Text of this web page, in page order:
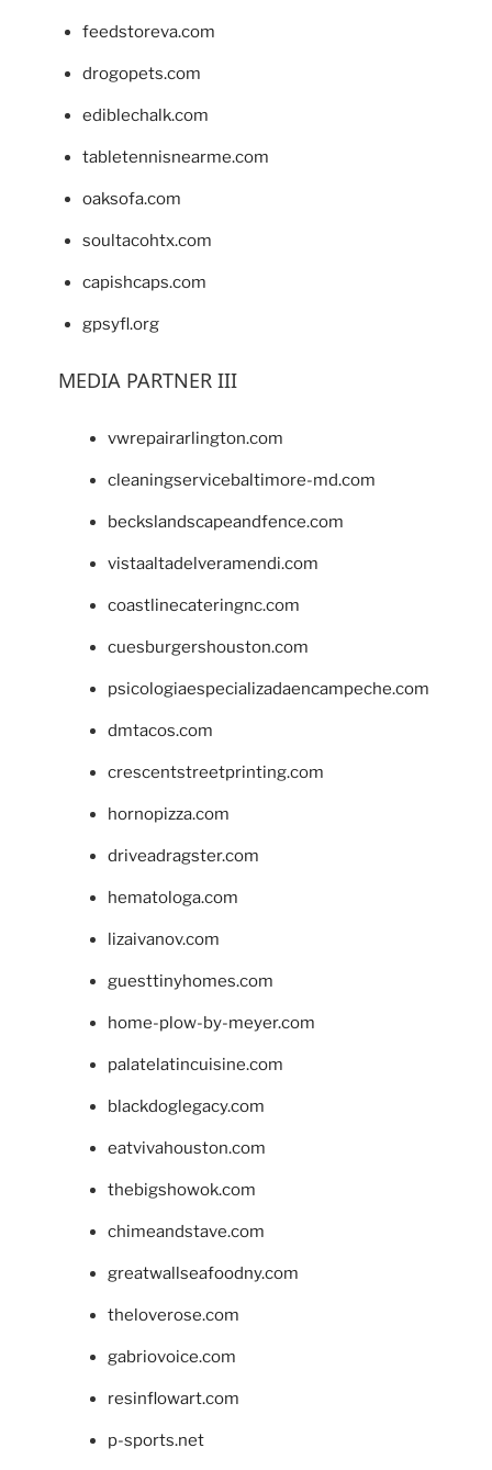
feedstoreva.com
drogopets.com
ediblechalk.com
tabletennisnearme.com
oaksofa.com
soultacohtx.com
capishcaps.com
gpsyfl.org
MEDIA PARTNER III
vwrepairarlington.com
cleaningservicebaltimore-md.com
beckslandscapeandfence.com
vistaaltadelveramendi.com
coastlinecateringnc.com
cuesburgershouston.com
psicologiaespecializadaencampeche.com
dmtacos.com
crescentstreetprinting.com
hornopizza.com
driveadragster.com
hematologa.com
lizaivanov.com
guesttinyhomes.com
home-plow-by-meyer.com
palatelatincuisine.com
blackdoglegacy.com
eatvivahouston.com
thebigshowok.com
chimeandstave.com
greatwallseafoodny.com
theloverose.com
gabriovoice.com
resinflowart.com
p-sports.net